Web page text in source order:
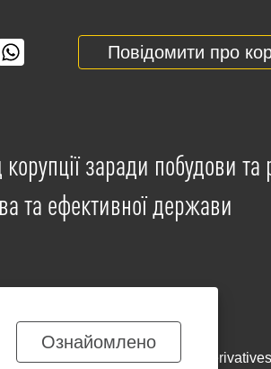
Повідомити про
заради побудови та
та ефективної держави
Attribution-NonCommercial-
Ознайомлено